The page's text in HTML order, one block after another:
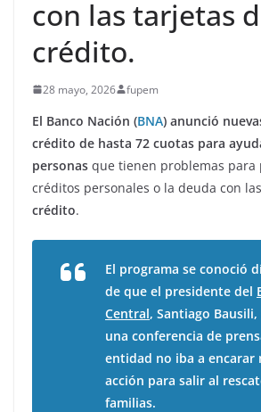
con las tarjetas
crédito.
28 mayo, 2026 fupem
El Banco Nación (BNA) anunció
crédito de hasta 72 cuotas para
personas que tienen problemas para
créditos personales o la deuda con las
crédito.
El programa se conoció
de que el presidente del
Central, Santiago
una conferencia de
entidad no iba a encarar
acción para salir al
familias.